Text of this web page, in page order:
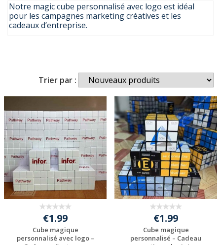
Notre magic cube personnalisé avec logo est idéal
pour les campagnes marketing créatives et les
cadeaux d’entreprise.
Trier par :
€1.99
Cube magique
personnalisé avec logo –
€1.99
Cube magique
personnalisé – Cadeau